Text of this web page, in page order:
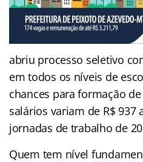
abriu processo seletivo
em todos os níveis de
chances para formação
salários variam de R$ 937
jornadas de trabalho de
Quem tem nível